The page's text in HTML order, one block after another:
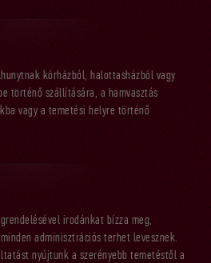
kórházból, halottasházból vagy
történő szállítására, a hamvasztás
vagy a temetési helyre történő
irodánkat bízza meg,
adminisztrációs terhet levesznek.
nyújtunk a szerényebb temetéstől a